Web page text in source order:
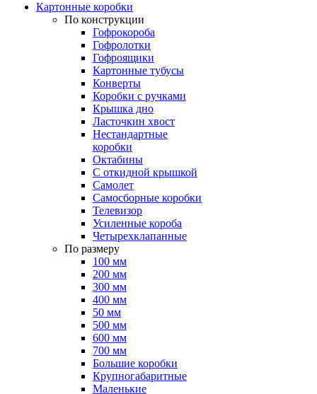
Картонные коробки
По конструкции
Гофрокороба
Гофролотки
Гофроящики
Картонные тубусы
Конверты
Коробки с ручками
Крышка дно
Ласточкин хвост
Нестандартные
коробки
Октабины
С откидной крышкой
Самолет
Самосборные коробки
Телевизор
Усиленные короба
Четырехклапанные
По размеру
100 мм
200 мм
300 мм
400 мм
50 мм
500 мм
600 мм
700 мм
Большие коробки
Крупногабаритные
Маленькие